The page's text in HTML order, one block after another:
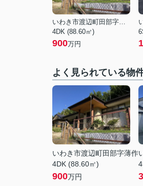
いわき市渡辺町田部字薄作
4DK (88.60㎡)
900万円
よく見られている物
いわき市渡辺町田部字薄作
4DK (88.60㎡)
900万円